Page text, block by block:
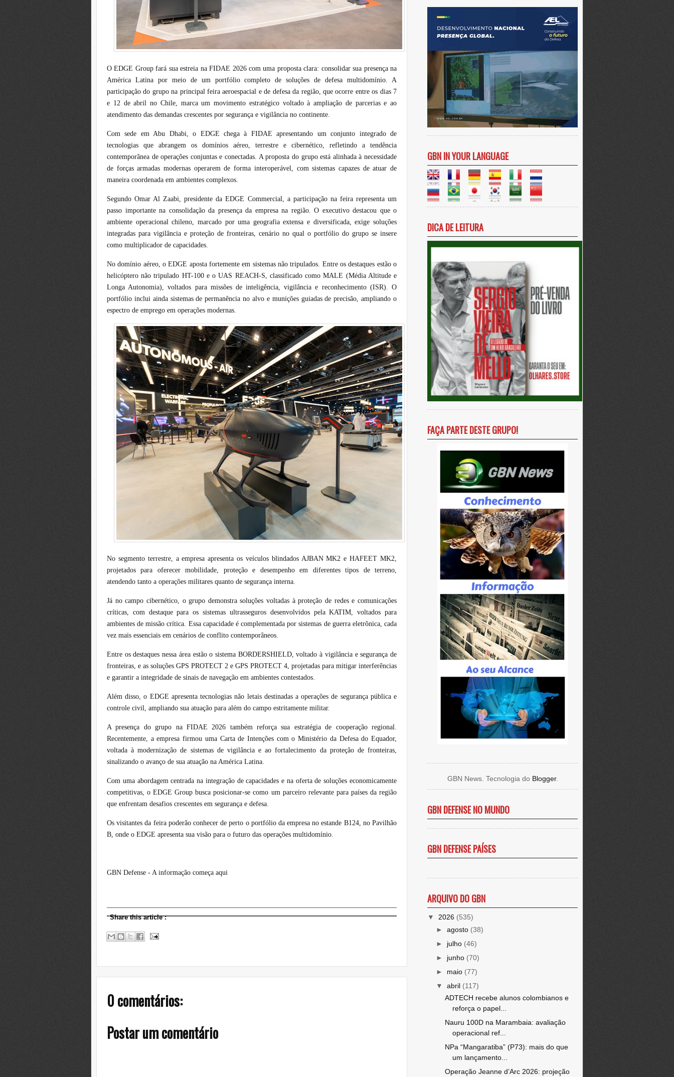
O EDGE Group fará sua estreia na FIDAE 2026 com uma proposta clara: consolidar sua presença na
América Latina por meio de um portfólio completo de soluções de defesa multidomínio. A
participação do grupo na principal feira aeroespacial e de defesa da região, que ocorre entre os dias 7
e 12 de abril no Chile, marca um movimento estratégico voltado à ampliação de parcerias e ao
atendimento das demandas crescentes por segurança e vigilância no continente.
Com sede em Abu Dhabi, o EDGE chega à FIDAE apresentando um conjunto integrado de
tecnologias que abrangem os domínios aéreo, terrestre e cibernético, refletindo a tendência
contemporânea de operações conjuntas e conectadas. A proposta do grupo está alinhada à necessidade
de forças armadas modernas operarem de forma interoperável, com sistemas capazes de atuar de
maneira coordenada em ambientes complexos.
Segundo Omar Al Zaabi, presidente da EDGE Commercial, a participação na feira representa um
passo importante na consolidação da presença da empresa na região. O executivo destacou que o
ambiente operacional chileno, marcado por uma geografia extensa e diversificada, exige soluções
integradas para vigilância e proteção de fronteiras, cenário no qual o portfólio do grupo se insere
como multiplicador de capacidades.
No domínio aéreo, o EDGE aposta fortemente em sistemas não tripulados. Entre os destaques estão o
helicóptero não tripulado HT-100 e o UAS REACH-S, classificado como MALE (Média Altitude e
Longa Autonomia), voltados para missões de inteligência, vigilância e reconhecimento (ISR). O
portfólio inclui ainda sistemas de permanência no alvo e munições guiadas de precisão, ampliando o
espectro de emprego em operações modernas.
No segmento terrestre, a empresa apresenta os veículos blindados AJBAN MK2 e HAFEET MK2,
projetados para oferecer mobilidade, proteção e desempenho em diferentes tipos de terreno,
atendendo tanto a operações militares quanto de segurança interna.
Já no campo cibernético, o grupo demonstra soluções voltadas à proteção de redes e comunicações
críticas, com destaque para os sistemas ultrasseguros desenvolvidos pela KATIM, voltados para
ambientes de missão crítica. Essa capacidade é complementada por sistemas de guerra eletrônica, cada
vez mais essenciais em cenários de conflito contemporâneos.
Entre os destaques nessa área estão o sistema BORDERSHIELD, voltado à vigilância e segurança de
fronteiras, e as soluções GPS PROTECT 2 e GPS PROTECT 4, projetadas para mitigar interferências
e garantir a integridade de sinais de navegação em ambientes contestados.
Além disso, o EDGE apresenta tecnologias não letais destinadas a operações de segurança pública e
controle civil, ampliando sua atuação para além do campo estritamente militar.
A presença do grupo na FIDAE 2026 também reforça sua estratégia de cooperação regional.
Recentemente, a empresa firmou uma Carta de Intenções com o Ministério da Defesa do Equador,
voltada à modernização de sistemas de vigilância e ao fortalecimento da proteção de fronteiras,
sinalizando o avanço de sua atuação na América Latina.
Com uma abordagem centrada na integração de capacidades e na oferta de soluções economicamente
competitivas, o EDGE Group busca posicionar-se como um parceiro relevante para países da região
que enfrentam desafios crescentes em segurança e defesa.
Os visitantes da feira poderão conhecer de perto o portfólio da empresa no estande B124, no Pavilhão
B, onde o EDGE apresenta sua visão para o futuro das operações multidomínio.
GBN Defense - A informação começa aqui
Share this article:
0 comentários:
Postar um comentário
GBN IN YOUR LANGUAGE
DICA DE LEITURA
FAÇA PARTE DESTE GRUPO!
GBN News. Tecnologia do Blogger.
GBN DEFENSE NO MUNDO
GBN DEFENSE PAÍSES
ARQUIVO DO GBN
▼ 2026 (535)
► agosto (38)
► julho (46)
► junho (70)
► maio (77)
▼ abril (117)
ADTECH recebe alunos colombianos e
reforça o papel...
Nauru 100D na Marambaia: avaliação
operacional ref...
NPa “Mangaratiba” (P73): mais do que
um lançamento...
Operação Jeanne d’Arc 2026: projeção